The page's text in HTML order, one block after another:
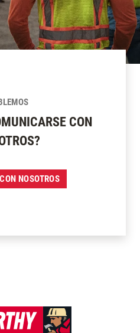
CON
NOSOTROS